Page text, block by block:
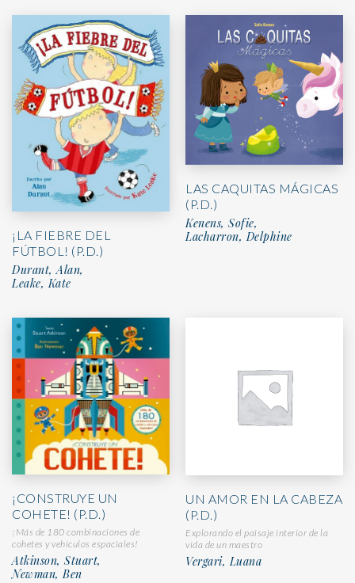
¡LA FIEBRE DEL
FÚTBOL! (P.D.)
Durant, Alan,
Leake, Kate
LAS CAQUITAS MÁGICAS
(P.D.)
Kenens, Sofie,
Lacharron, Delphine
¡CONSTRUYE UN
COHETE! (P.D.)
¡Más de 180 combinaciones de
cohetes y vehículos espaciales!
Atkinson, Stuart,
Newman, Ben
UN AMOR EN LA CABEZA
(P.D.)
Explorando el paisaje interior de la
vida de un maestro
Vergari, Luana